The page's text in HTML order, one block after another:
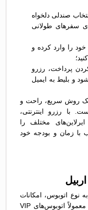
صندلی دلخواه
سفرهای طولانی
را وارد کرده و
پرداخت، رزرو
و بلیط به ایمیل
یک روش سریع، راحت و
با رزرو اینترنتی،
مختلف را
با زمان و بودجه خود
نوع اتوبوس، امکانات
آن و شرکت اتوبوس‌رانی متغیر است. معمولاً اتوبوس‌های VIP